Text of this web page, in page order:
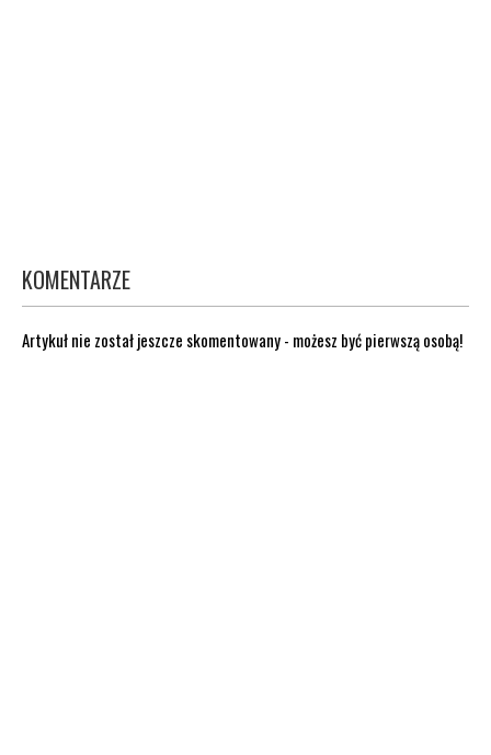
KOMENTARZE
Artykuł nie został jeszcze skomentowany - możesz być pierwszą osobą!